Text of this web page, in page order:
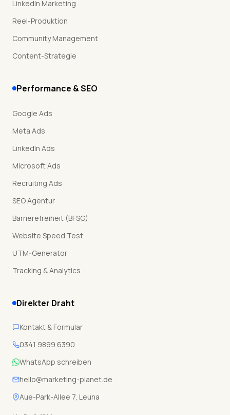
LinkedIn Marketing
Reel-Produktion
Community Management
Content-Strategie
Performance & SEO
Google Ads
Meta Ads
LinkedIn Ads
Microsoft Ads
Recruiting Ads
SEO Agentur
Barrierefreiheit (BFSG)
Website Speed Test
UTM-Generator
Tracking & Analytics
Direkter Draht
Kontakt & Formular
0341 9899 6390
WhatsApp schreiben
hello@marketing-planet.de
Aue-Park-Allee 7, Leuna